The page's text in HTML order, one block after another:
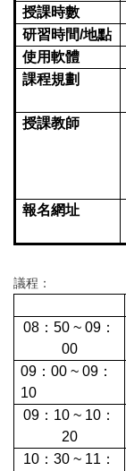
授課時數
研習時間/地點
使用軟體
課程規劃
授課教師
報名網址
議程：
08：50 ~ 09：
00
09：00 ~ 09：
10
09：10 ~ 10：
20
10：30 ~ 11：